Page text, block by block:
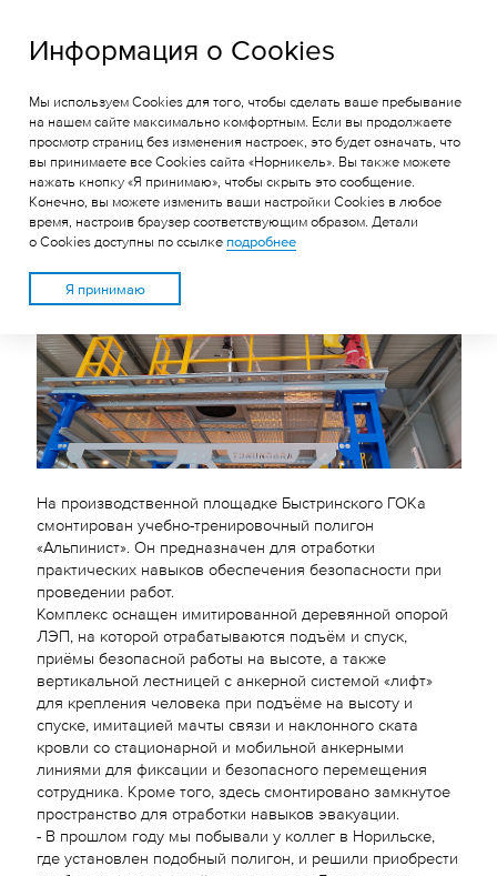
НА БЫСТРИНСКОМ ГОКЕ
УСТАНОВЛЕН УЧЕБНО-
ТРЕНИРОВОЧНЫЙ
ПОЛИГОН «АЛЬПИНИСТ»
На производственной площадке Быстринского ГОКа
смонтирован учебно-тренировочный полигон
«Альпинист». Он предназначен для отработки
практических навыков обеспечения безопасности при
проведении работ.
Комплекс оснащен имитированной деревянной опорой
ЛЭП, на которой отрабатываются подъём и спуск,
приёмы безопасной работы на высоте, а также
вертикальной лестницей с анкерной системой «лифт»
для крепления человека при подъёме на высоту и
спуске, имитацией мачты связи и наклонного ската
кровли со стационарной и мобильной анкерными
линиями для фиксации и безопасного перемещения
сотрудника. Кроме того, здесь смонтировано замкнутое
пространство для отработки навыков эвакуации.
- В прошлом году мы побывали у коллег в Норильске,
где установлен подобный полигон, и решили приобрести
Информация о Cookies
Мы используем Cookies для того, чтобы сделать ваше пребывание
на нашем сайте максимально комфортным. Если вы продолжаете
просмотр страниц без изменения настроек, это будет означать, что
вы принимаете все Cookies сайта «Норникель». Вы также можете
нажать кнопку «Я принимаю», чтобы скрыть это сообщение.
Конечно, вы можете изменить ваши настройки Cookies в любое
время, настроив браузер соответствующим образом. Детали
о Cookies доступны по ссылке подробнее
Я принимаю